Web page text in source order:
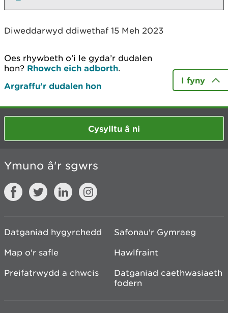
Diweddarwyd ddiwethaf 15 Meh 2023
Oes rhywbeth o’i le gyda’r dudalen
hon? Rhowch eich adborth.
Argraffu’r dudalen hon
I fyny
Cysylltu â ni
Ymuno â'r sgwrs
Datganiad hygyrchedd
Safonau'r Gymraeg
Map o'r safle
Hawlfraint
Preifatrwydd a chwcis
Datganiad caethwasiaeth
fodern